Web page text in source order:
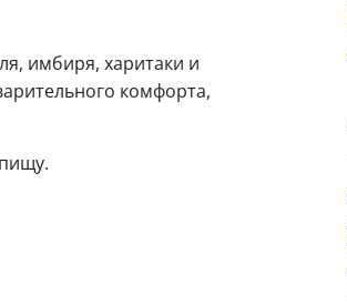
имбиря, харитаки и
комфорта,